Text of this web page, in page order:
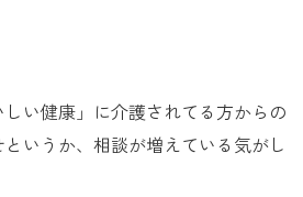
い健康」に介護されてる方からの
いうか、相談が増えている気がし